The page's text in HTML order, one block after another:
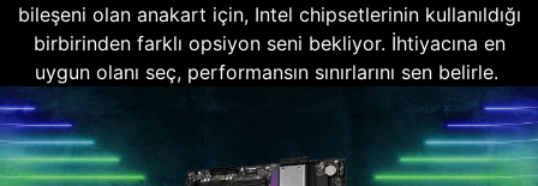
bileşeni olan anakart için, Intel chipsetlerinin kullanıldığı
birbirinden farklı opsiyon seni bekliyor. İhtiyacına en
uygun olanı seç, performansın sınırlarını sen belirle.